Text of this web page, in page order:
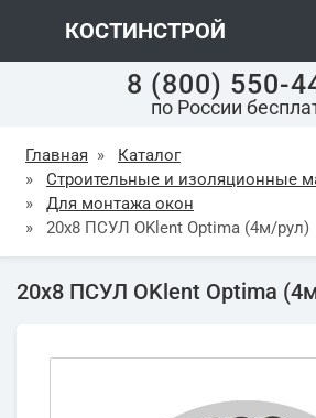
КОСТИНСТРОЙ
8 (800) 550-
по России
Главная »
Каталог
»
Строительные и изоляционные
»
Для монтажа окон
»
20х8 ПСУЛ OKlent Optima (4м/рул)
20х8 ПСУЛ OKlent Optima